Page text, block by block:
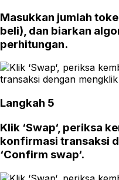
Masukkan jumlah
beli), dan biarkan
perhitungan.
Langkah 5
Klik ‘Swap‘, periksa
konfirmasi transaksi
‘Confirm swap‘.